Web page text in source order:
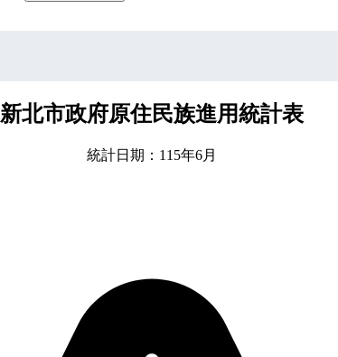
新北市政府原住民族進用統計表
統計日期：115年6月